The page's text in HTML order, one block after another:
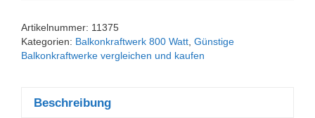
Artikelnummer: 11375
Kategorien: Balkonkraftwerk 800 Watt, Günstige
Balkonkraftwerke vergleichen und kaufen
Beschreibung